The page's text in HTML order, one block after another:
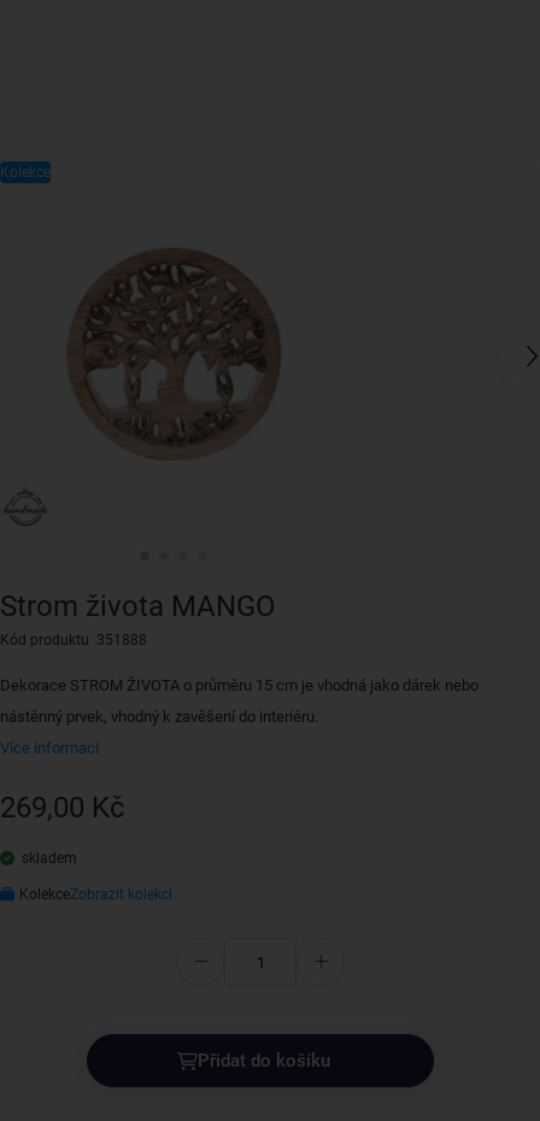
Strom života MANGO
Kód produktu 351888
Dekorace STROM ŽIVOTA o průměru 15 cm je vhodná jako dárek nebo
nástěnný prvek, vhodný k zavěšení do interiéru.
Více informací
269,00 Kč
skladem
KolekceZobrazit kolekci
Přidat do košíku
Kolekce